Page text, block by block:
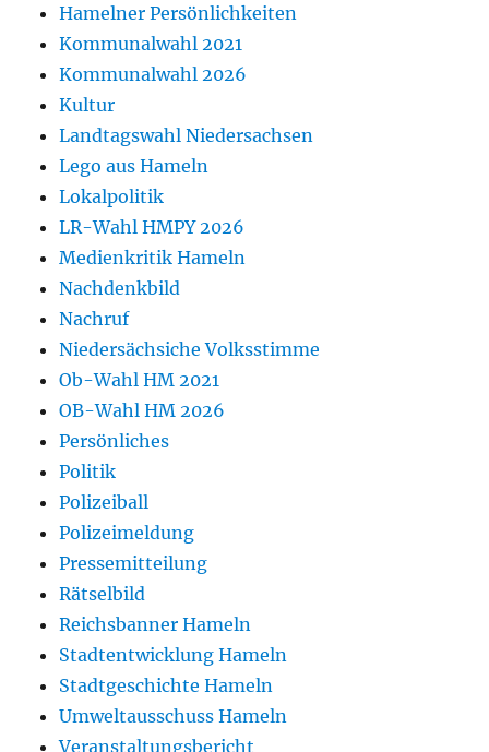
Hamelner Persönlichkeiten
Kommunalwahl 2021
Kommunalwahl 2026
Kultur
Landtagswahl Niedersachsen
Lego aus Hameln
Lokalpolitik
LR-Wahl HMPY 2026
Medienkritik Hameln
Nachdenkbild
Nachruf
Niedersächsiche Volksstimme
Ob-Wahl HM 2021
OB-Wahl HM 2026
Persönliches
Politik
Polizeiball
Polizeimeldung
Pressemitteilung
Rätselbild
Reichsbanner Hameln
Stadtentwicklung Hameln
Stadtgeschichte Hameln
Umweltausschuss Hameln
Veranstaltungsbericht